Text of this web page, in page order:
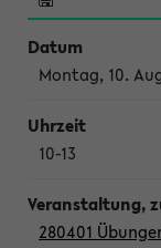
Montag, 10.
10-13
280401